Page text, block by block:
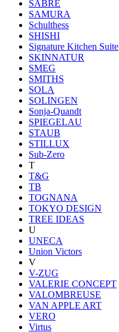
SABRE
SAMURA
Schulthess
SHISHI
Signature Kitchen Suite
SKINNATUR
SMEG
SMITHS
SOLA
SOLINGEN
Sonja-Quandt
SPIEGELAU
STAUB
STILLUX
Sub-Zero
T
T&G
TB
TOGNANA
TOKYO DESIGN
TREE IDEAS
U
UNECA
Union Victors
V
V-ZUG
VALERIE CONCEPT
VALOMBREUSE
VAN APPLE ART
VERO
Virtus